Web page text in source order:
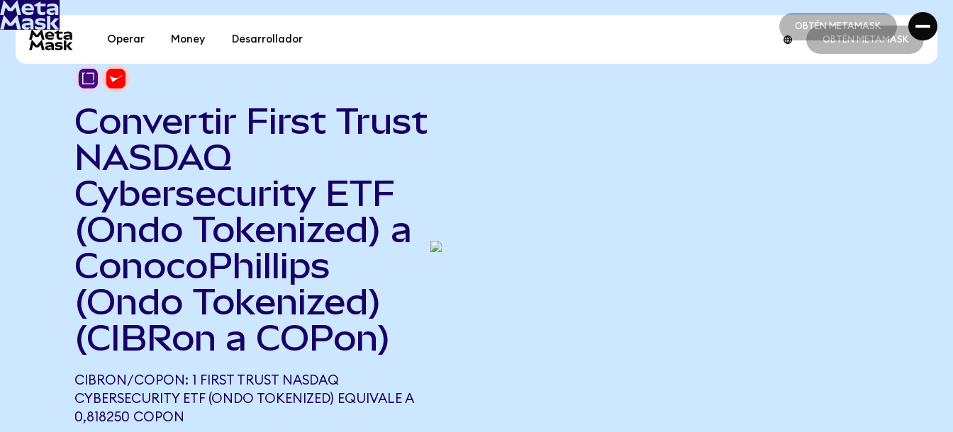
OBTÉN METAMASK
OBTÉN METAMASK
Operar Money Desarrollador OBTÉN METAMASK
Convertir First Trust
NASDAQ
Cybersecurity ETF
(Ondo Tokenized) a
ConocoPhillips
(Ondo Tokenized)
(CIBRon a COPon)
CIBRON/COPON: 1 FIRST TRUST NASDAQ
CYBERSECURITY ETF (ONDO TOKENIZED) EQUIVALE A
0,818250 COPON